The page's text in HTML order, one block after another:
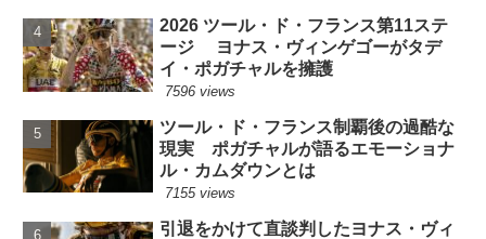
2026 ツール・ド・フランス第11ステ
ージ ヨナス・ヴィンゲゴーがタデ
イ・ポガチャルを擁護
7596 views
ツール・ド・フランス制覇後の過酷な
現実 ポガチャルが語るエモーショナ
ル・カムダウンとは
7155 views
引退をかけて直談判したヨナス・ヴィ